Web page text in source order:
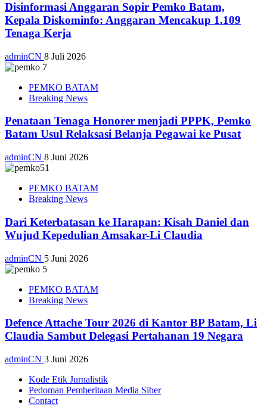
Disinformasi Anggaran Sopir Pemko Batam,
Kepala Diskominfo: Anggaran Mencakup 1.109
Tenaga Kerja
adminCN 8 Juli 2026
PEMKO BATAM
Breaking News
Penataan Tenaga Honorer menjadi PPPK, Pemko
Batam Usul Relaksasi Belanja Pegawai ke Pusat
adminCN 8 Juni 2026
PEMKO BATAM
Breaking News
Dari Keterbatasan ke Harapan: Kisah Daniel dan
Wujud Kepedulian Amsakar-Li Claudia
adminCN 5 Juni 2026
PEMKO BATAM
Breaking News
Defence Attache Tour 2026 di Kantor BP Batam, Li
Claudia Sambut Delegasi Pertahanan 19 Negara
adminCN 3 Juni 2026
Kode Etik Jurnalistik
Pedoman Pemberitaan Media Siber
Contact